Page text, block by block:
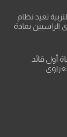
تعيد نظام
الراسبين بمادة
أول قائد